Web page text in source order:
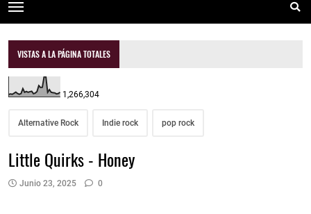
VISTAS A LA PÁGINA TOTALES
1,266,304
Alternative Rock Indie rock pop rock
Little Quirks - Honey
Junio 23, 2025 0